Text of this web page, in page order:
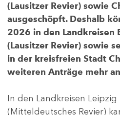
(Lausitzer Revier) sowie
ausgeschöpft. Deshalb
2026 in den Landkreisen
(Lausitzer Revier) sowie
in der kreisfreien Stadt
weiteren Anträge mehr
In den Landkreisen
(Mitteldeutsches Revier)